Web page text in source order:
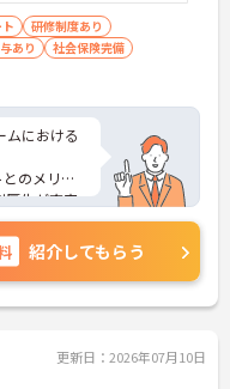
研修制度あり
あり
社会保険完備
ムにおける
のメリハ
厚生が充実
り、安心し
など、さら
談くださ
紹介してもらう
更新日：2026年07月10日